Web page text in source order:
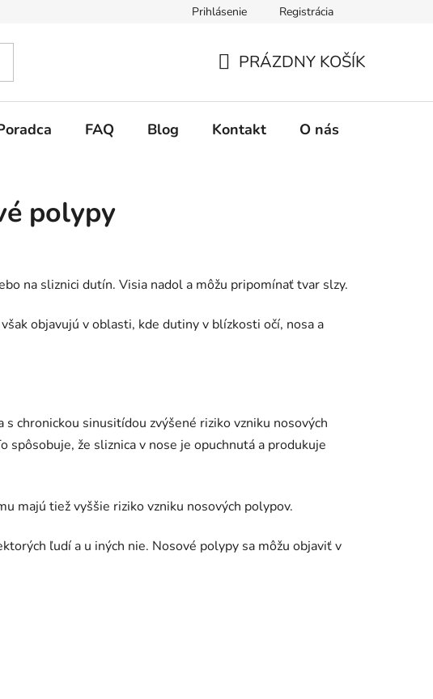
Podmienky ochrany osobných údajov
Prihlásenie Registrácia
KOŠÍK
PRÁZDNY KOŠÍK
FAQ Blog Kontakt O nás
polypy
na sliznici dutín. Visia nadol a môžu pripomínať tvar slzy.
objavujú v oblasti, kde dutiny v blízkosti očí, nosa a
chronickou sinusitídou zvýšené riziko vzniku nosových
spôsobuje, že sliznica v nose je opuchnutá a produkuje
majú tiež vyššie riziko vzniku nosových polypov.
ľudí a u iných nie. Nosové polypy sa môžu objaviť v